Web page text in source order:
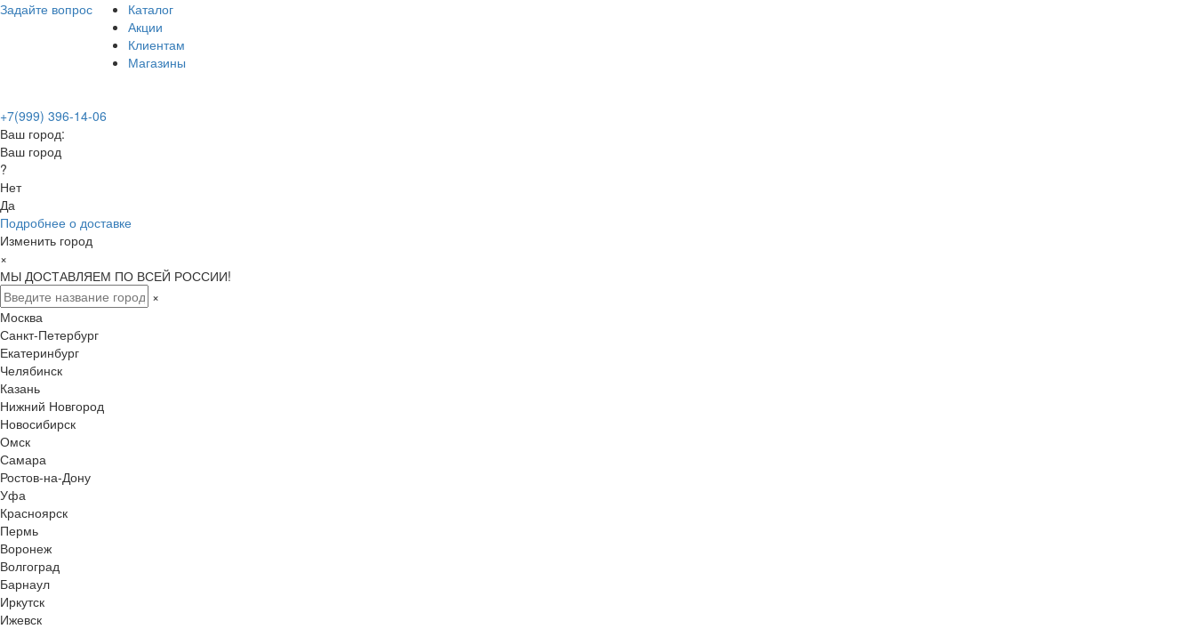
Задайте вопрос
Каталог
Акции
Клиентам
Магазины
+7(999) 396-14-06
Ваш город:
Ваш город
?
Нет
Да
Подробнее о доставке
Изменить город
×
МЫ ДОСТАВЛЯЕМ ПО ВСЕЙ РОССИИ!
×
Москва
Санкт-Петербург
Екатеринбург
Челябинск
Казань
Нижний Новгород
Новосибирск
Омск
Самара
Ростов-на-Дону
Уфа
Красноярск
Пермь
Воронеж
Волгоград
Барнаул
Иркутск
Ижевск